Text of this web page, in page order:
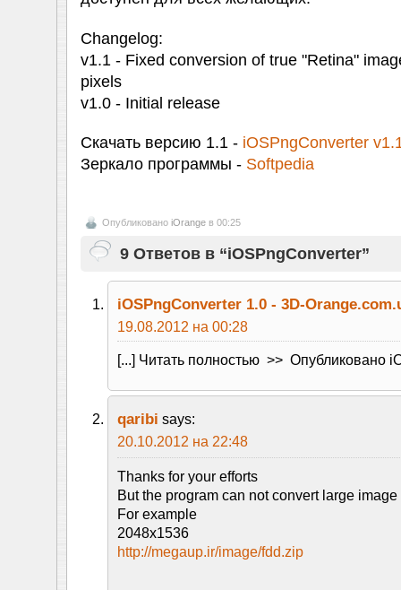
Changelog:
v1.1 - Fixed conversion of true "Retina"
pixels
v1.0 - Initial release
Скачать версию 1.1 - iOSPngConverter
Зеркало программы - Softpedia
Опубликовано iOrangeв 00:25
9 Ответов в “iOSPngConverter”
iOSPngConverter 1.0 - 3D-
19.08.2012 на 00:28
[...] Читать полностью >> Опубликовано
qaribi says:
20.10.2012 на 22:48
Thanks for your efforts
But the program can not convert large image
For example
2048x1536
http://megaup.ir/image/fdd.zip